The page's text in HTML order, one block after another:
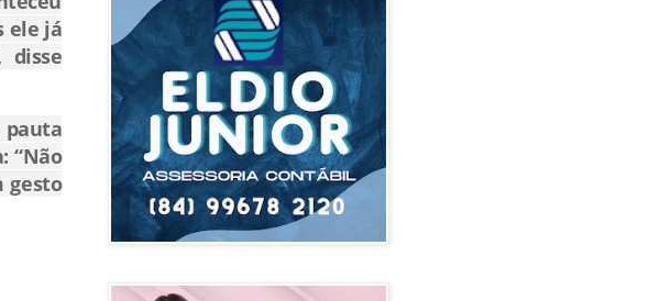
ele já
disse
pauta
“Não
gesto